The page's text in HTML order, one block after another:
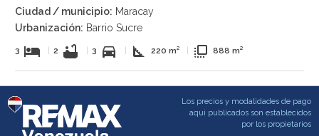
Ciudad / municipio: Maracay
Urbanización: Barrio Sucre
3 hotel 2 bathtub 3 directions_car square_foot 220 m² flip_to_front 888 m²
Los precios y modalidades de pago
aqui publicados son establecidos
por los propietarios